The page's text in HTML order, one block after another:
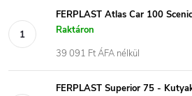
FERPLAST Atlas Car 100
Raktáron
39 091 Ft ÁFA nélkül
FERPLAST Superior 75 -